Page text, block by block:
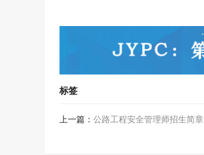
标签
上一篇： 公路工程安全管理师招生简章